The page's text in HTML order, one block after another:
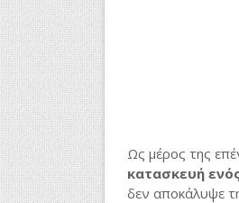
Ως μέρος της
κατασκευή
δεν αποκάλυψε